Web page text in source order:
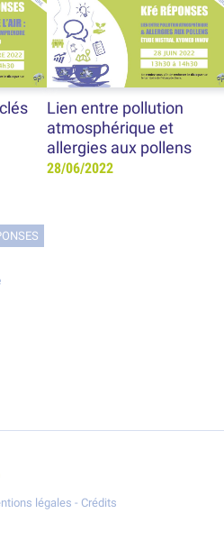
Lien entre pollution
atmosphérique et
allergies aux pollens
28/06/2022
en Santé Environnement
légales - Crédits